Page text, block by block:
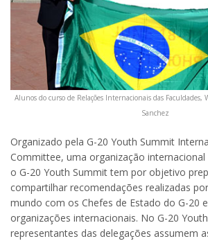
Alunos do curso de Relações Internacionais das
Sanchez
Organizado pela G-20 Youth Summit
Committee, uma organização
o G-20 Youth Summit tem por objetivo
compartilhar recomendações realizadas
mundo com os Chefes de Estado do G-20
organizações internacionais. No G-20
representantes das delegações assumem